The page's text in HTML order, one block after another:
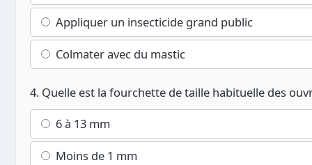
Appliquer un insecticide grand public
Colmater avec du mastic
4. Quelle est la fourchette de taille habituelle des
6 à 13 mm
Moins de 1 mm